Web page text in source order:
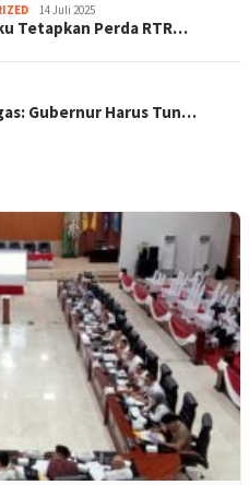
14 Juli 2025
Tetapkan Perda RTR…
Gubernur Harus Tun…